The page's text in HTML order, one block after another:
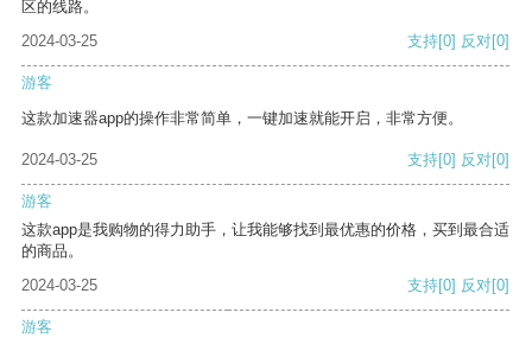
区的线路。
2024-03-25
支持[0] 反对[0]
游客
这款加速器app的操作非常简单，一键加速就能开启，非常方便。
2024-03-25 支持[0] 反对[0]
游客
这款app是我购物的得力助手，让我能够找到最优惠的价格，买到最合适
的商品。
2024-03-25
支持[0] 反对[0]
游客